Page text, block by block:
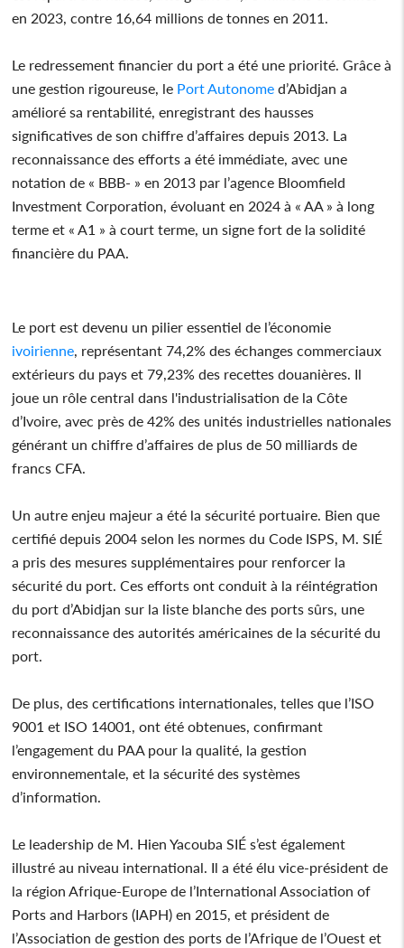
en 2023, contre 16,64 millions de tonnes en 2011.
Le redressement financier du port a été une priorité. Grâce à
une gestion rigoureuse, le Port Autonome d’Abidjan a
amélioré sa rentabilité, enregistrant des hausses
significatives de son chiffre d’affaires depuis 2013. La
reconnaissance des efforts a été immédiate, avec une
notation de « BBB- » en 2013 par l’agence Bloomfield
Investment Corporation, évoluant en 2024 à « AA » à long
terme et « A1 » à court terme, un signe fort de la solidité
financière du PAA.
Le port est devenu un pilier essentiel de l’économie
ivoirienne, représentant 74,2% des échanges commerciaux
extérieurs du pays et 79,23% des recettes douanières. Il
joue un rôle central dans l'industrialisation de la Côte
d’Ivoire, avec près de 42% des unités industrielles nationales
générant un chiffre d’affaires de plus de 50 milliards de
francs CFA.
Un autre enjeu majeur a été la sécurité portuaire. Bien que
certifié depuis 2004 selon les normes du Code ISPS, M. SIÉ
a pris des mesures supplémentaires pour renforcer la
sécurité du port. Ces efforts ont conduit à la réintégration
du port d’Abidjan sur la liste blanche des ports sûrs, une
reconnaissance des autorités américaines de la sécurité du
port.
De plus, des certifications internationales, telles que l’ISO
9001 et ISO 14001, ont été obtenues, confirmant
l’engagement du PAA pour la qualité, la gestion
environnementale, et la sécurité des systèmes
d’information.
Le leadership de M. Hien Yacouba SIÉ s’est également
illustré au niveau international. Il a été élu vice-président de
la région Afrique-Europe de l’International Association of
Ports and Harbors (IAPH) en 2015, et président de
l’Association de gestion des ports de l’Afrique de l’Ouest et